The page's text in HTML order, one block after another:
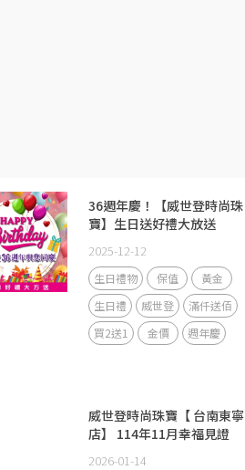
36週年慶！【威世登時尚珠
寶】生日送好禮大放送
2025-12-12
生日禮物 保值
黃金
生日禮
威世登
滿仟送佰
買2送1
金價 週年慶
威世登時尚珠寶【 台南東寧
店】 114年11月幸福見證
2026-01-14